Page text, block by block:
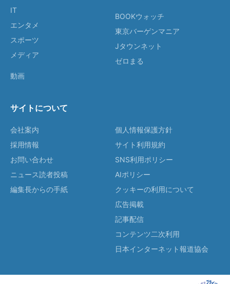
IT
エンタメ
スポーツ
メディア
動画
BOOKウォッチ
東京バーゲンマニア
Jタウンネット
ゼロまる
サイトについて
会社案内
採用情報
お問い合わせ
ニュース読者投稿
編集長からの手紙
個人情報保護方針
サイト利用規約
SNS利用ポリシー
AIポリシー
クッキーの利用について
広告掲載
記事配信
コンテンツ二次利用
日本インターネット報道協会